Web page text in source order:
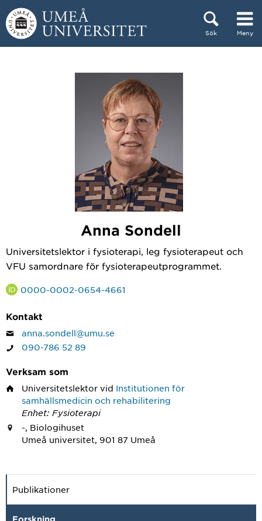
Hoppa direkt till innehållet
Sök Meny
Anna Sondell
Universitetslektor i fysioterapi, leg fysioterapeut och
VFU samordnare för fysioterapeutprogrammet.
0000-0002-0654-4661
Kontakt
anna.sondell@umu.se
090-786 52 89
Verksam som
Universitetslektor vid Institutionen för
samhällsmedicin och rehabilitering
Enhet: Fysioterapi
-, Biologihuset
Umeå universitet, 901 87 Umeå
Publikationer